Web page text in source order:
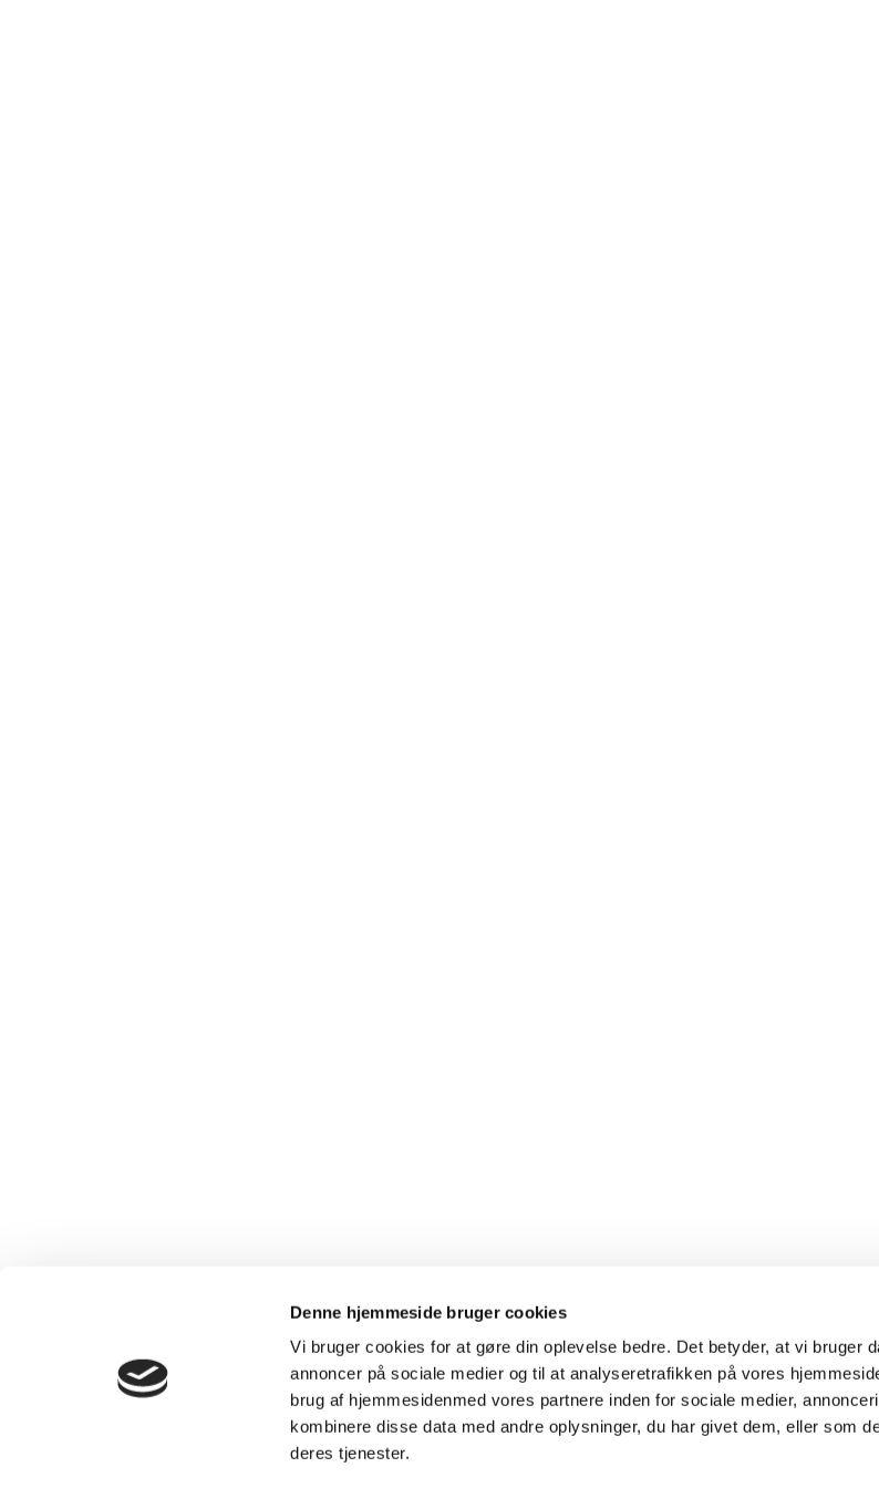
Denne hjemmeside bruger cookies
Vi bruger cookies for at gøre din oplevelse bedre. Det betyder, at vi bruger
annoncer på sociale medier og til at analyseretrafikken på vores
brug af hjemmesidenmed vores partnere inden for sociale medier,
kombinere disse data med andre oplysninger, du har givet dem, eller som
deres tjenester.